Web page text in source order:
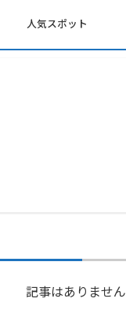
人気スポット
記事はありません